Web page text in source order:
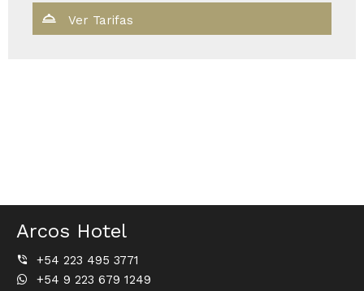
Ver Tarifas
Arcos Hotel
+54 223 495 3771
+54 9 223 679 1249